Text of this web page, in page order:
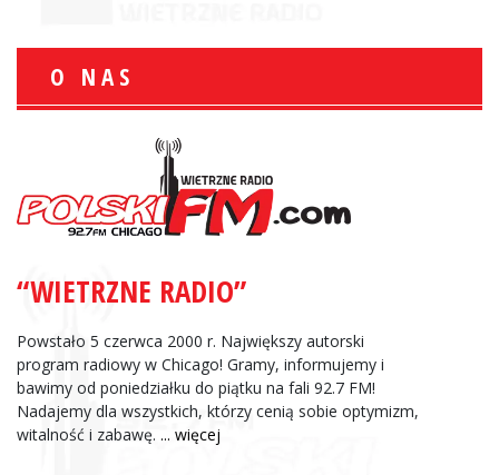
O NAS
“WIETRZNE RADIO”
Powstało 5 czerwca 2000 r. Największy autorski
program radiowy w Chicago! Gramy, informujemy i
bawimy od poniedziałku do piątku na fali 92.7 FM!
Nadajemy dla wszystkich, którzy cenią sobie optymizm,
witalność i zabawę. ... więcej